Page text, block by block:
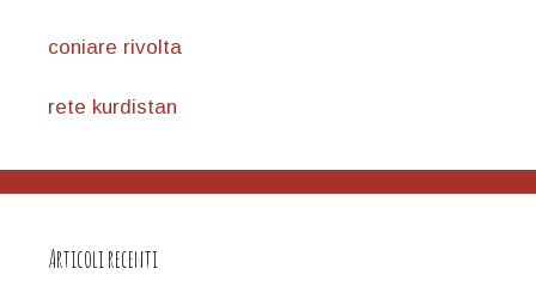
coniare rivolta
rete kurdistan
Articoli recenti